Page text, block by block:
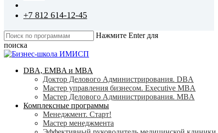
+7 812 614-12-45
Нажмите Enter для
поиска
Close
search
Menu
DBA, EMBA и MBA
Доктор Делового Администрирования. DBA
Мастер управления бизнесом. Executive MBA
Мастер Делового Администрирования. MBA
Комплексные программы
Менеджмент. Старт!
Мастер менеджмента